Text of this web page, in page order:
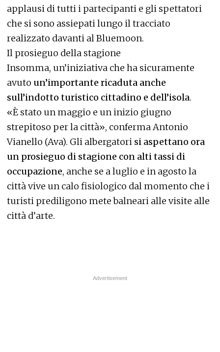
applausi di tutti i partecipanti e gli spettatori
che si sono assiepati lungo il tracciato
realizzato davanti al Bluemoon.
Il prosieguo della stagione
Insomma, un’iniziativa che ha sicuramente
avuto un’importante ricaduta anche
sull’indotto turistico cittadino e dell’isola.
«È stato un maggio e un inizio giugno
strepitoso per la città», conferma Antonio
Vianello (Ava). Gli albergatori si aspettano ora
un prosieguo di stagione con alti tassi di
occupazione, anche se a luglio e in agosto la
città vive un calo fisiologico dal momento che i
turisti prediligono mete balneari alle visite alle
città d’arte.